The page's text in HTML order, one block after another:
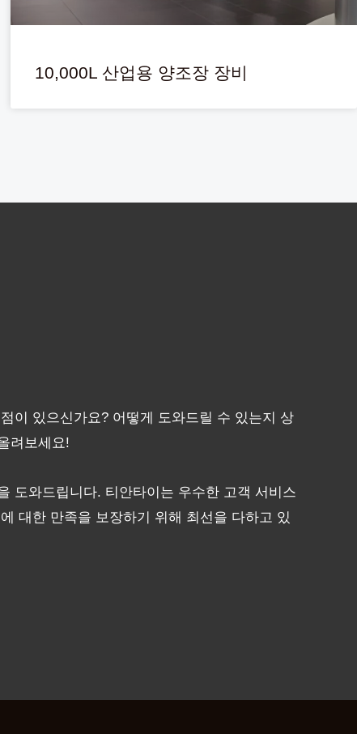
10,000L 산업용 양조장 장비
이 있으신가요? 어떻게 도와드릴 수 있는지 상
려보세요!
도와드립니다. 티안타이는 우수한 고객 서비스
대한 만족을 보장하기 위해 최선을 다하고 있